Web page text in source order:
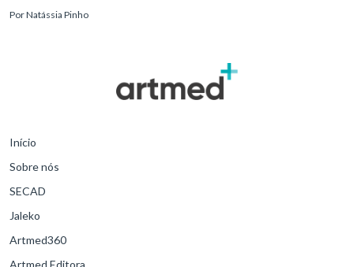
PorNatássia Pinho
Início
Sobre nós
SECAD
Jaleko
Artmed360
Artmed Editora